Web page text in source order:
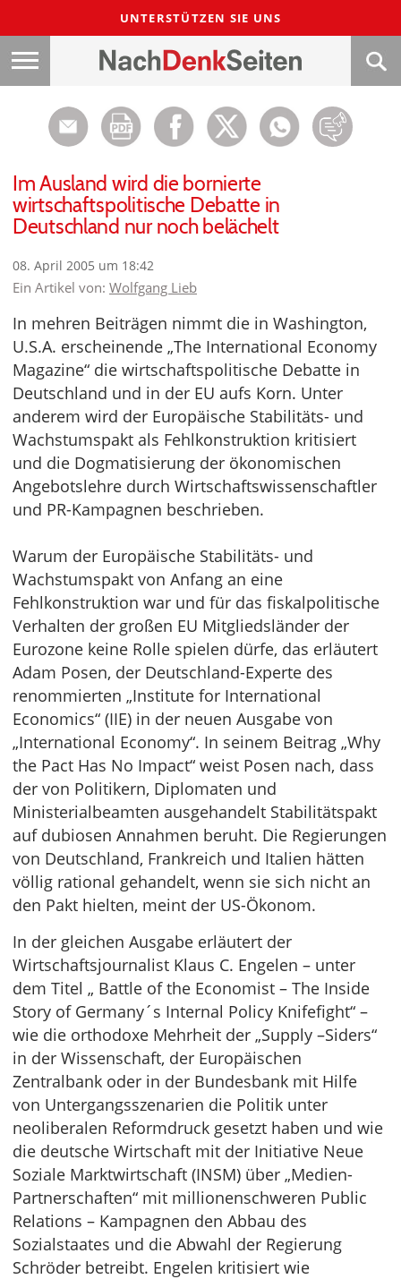
UNTERSTÜTZEN SIE UNS
Im Ausland wird die bornierte
wirtschaftspolitische Debatte in
Deutschland nur noch belächelt
08. April 2005 um 18:42
Ein Artikel von: Wolfgang Lieb
In mehren Beiträgen nimmt die in Washington,
U.S.A. erscheinende „The International Economy
Magazine“ die wirtschaftspolitische Debatte in
Deutschland und in der EU aufs Korn. Unter
anderem wird der Europäische Stabilitäts- und
Wachstumspakt als Fehlkonstruktion kritisiert
und die Dogmatisierung der ökonomischen
Angebotslehre durch Wirtschaftswissenschaftler
und PR-Kampagnen beschrieben.
Warum der Europäische Stabilitäts- und
Wachstumspakt von Anfang an eine
Fehlkonstruktion war und für das fiskalpolitische
Verhalten der großen EU Mitgliedsländer der
Eurozone keine Rolle spielen dürfe, das erläutert
Adam Posen, der Deutschland-Experte des
renommierten „Institute for International
Economics“ (IIE) in der neuen Ausgabe von
„International Economy“. In seinem Beitrag „Why
the Pact Has No Impact“ weist Posen nach, dass
der von Politikern, Diplomaten und
Ministerialbeamten ausgehandelt Stabilitätspakt
auf dubiosen Annahmen beruht. Die Regierungen
von Deutschland, Frankreich und Italien hätten
völlig rational gehandelt, wenn sie sich nicht an
den Pakt hielten, meint der US-Ökonom.
In der gleichen Ausgabe erläutert der
Wirtschaftsjournalist Klaus C. Engelen – unter
dem Titel „ Battle of the Economist – The Inside
Story of Germany´s Internal Policy Knifefight“ –
wie die orthodoxe Mehrheit der „Supply –Siders“
in der Wissenschaft, der Europäischen
Zentralbank oder in der Bundesbank mit Hilfe
von Untergangsszenarien die Politik unter
neoliberalen Reformdruck gesetzt haben und wie
die deutsche Wirtschaft mit der Initiative Neue
Soziale Marktwirtschaft (INSM) über „Medien-
Partnerschaften“ mit millionenschweren Public
Relations – Kampagnen den Abbau des
Sozialstaates und die Abwahl der Regierung
Schröder betreibt. Engelen kritisiert wie